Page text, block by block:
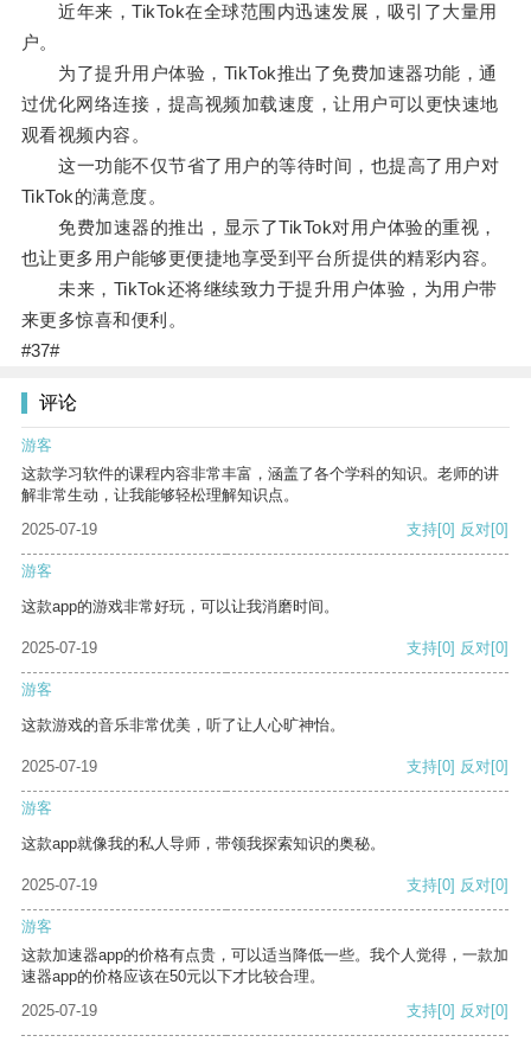
近年来，TikTok在全球范围内迅速发展，吸引了大量用
户。
为了提升用户体验，TikTok推出了免费加速器功能，通
过优化网络连接，提高视频加载速度，让用户可以更快速地
观看视频内容。
这一功能不仅节省了用户的等待时间，也提高了用户对
TikTok的满意度。
免费加速器的推出，显示了TikTok对用户体验的重视，
也让更多用户能够更便捷地享受到平台所提供的精彩内容。
未来，TikTok还将继续致力于提升用户体验，为用户带
来更多惊喜和便利。
#37#
评论
游客
这款学习软件的课程内容非常丰富，涵盖了各个学科的知识。老师的讲
解非常生动，让我能够轻松理解知识点。
2025-07-19
支持[0] 反对[0]
游客
这款app的游戏非常好玩，可以让我消磨时间。
2025-07-19 支持[0] 反对[0]
游客
这款游戏的音乐非常优美，听了让人心旷神怡。
2025-07-19 支持[0] 反对[0]
游客
这款app就像我的私人导师，带领我探索知识的奥秘。
2025-07-19 支持[0] 反对[0]
游客
这款加速器app的价格有点贵，可以适当降低一些。我个人觉得，一款加
速器app的价格应该在50元以下才比较合理。
2025-07-19
支持[0] 反对[0]